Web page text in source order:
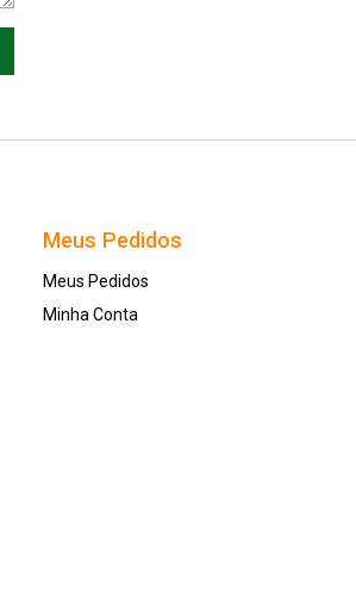
Meus Pedidos
Meus Pedidos
Minha Conta